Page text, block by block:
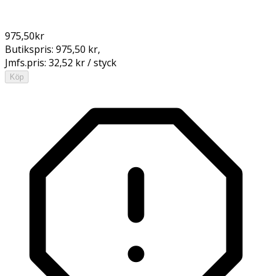
975,50kr
Butikspris: 975,50 kr,
Jmfs.pris: 32,52 kr / styck
Köp